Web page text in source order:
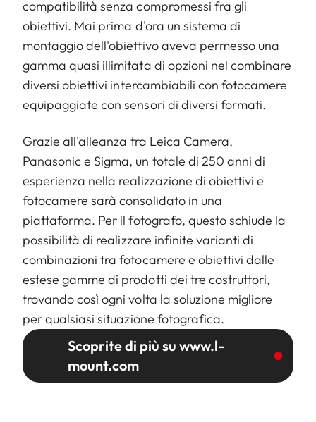
compatibilità senza compromessi fra gli
obiettivi. Mai prima d'ora un sistema di
montaggio dell'obiettivo aveva permesso una
gamma quasi illimitata di opzioni nel combinare
diversi obiettivi intercambiabili con fotocamere
equipaggiate con sensori di diversi formati.
Grazie all'alleanza tra Leica Camera,
Panasonic e Sigma, un totale di 250 anni di
esperienza nella realizzazione di obiettivi e
fotocamere sarà consolidato in una
piattaforma. Per il fotografo, questo schiude la
possibilità di realizzare infinite varianti di
combinazioni tra fotocamere e obiettivi dalle
estese gamme di prodotti dei tre costruttori,
trovando così ogni volta la soluzione migliore
per qualsiasi situazione fotografica.
Scoprite di più su www.l-
mount.com